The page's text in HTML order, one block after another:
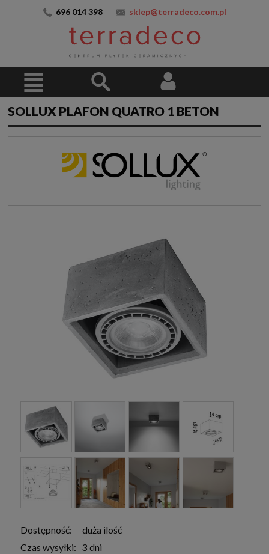
696 014 398 sklep@terradeco.com.pl
SOLLUX PLAFON QUATRO 1 BETON
Dostępność:
duża ilość
Czas wysyłki: 3 dni